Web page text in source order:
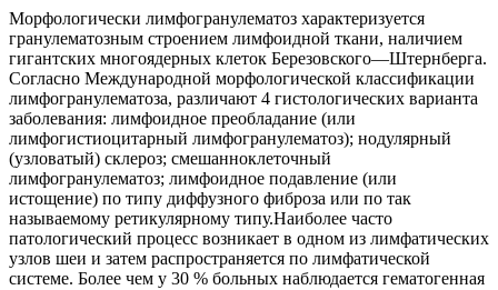
Морфологически лимфогранулематоз характеризуется
гранулематозным строением лимфоидной ткани, наличием
гигантских многоядерных клеток Березовского—Штернберга.
Согласно Международной морфологической классификации
лимфогранулематоза, различают 4 гистологических варианта
заболевания: лимфоидное преобладание (или
лимфогистиоцитарный лимфогранулематоз); нодулярный
(узловатый) склероз; смешанноклеточный
лимфогранулематоз; лимфоидное подавление (или
истощение) по типу диффузного фиброза или по так
называемому ретикулярному типу.Наиболее часто
патологический процесс возникает в одном из лимфатических
узлов шеи и затем распространяется по лимфатической
системе. Более чем у 30 % больных наблюдается гематогенная